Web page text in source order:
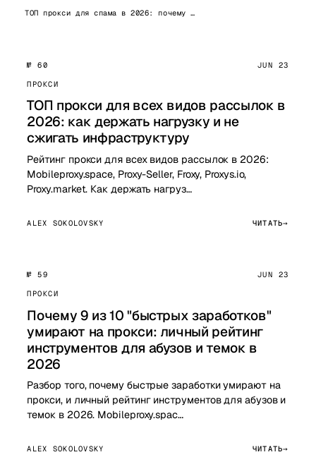
ТОП прокси для спама в 2026: почему …
№ 60
JUN 23
ПРОКСИ
ТОП прокси для всех видов рассылок в
2026: как держать нагрузку и не
сжигать инфраструктуру
Рейтинг прокси для всех видов рассылок в 2026:
Mobileproxy.space, Proxy-Seller, Froxy, Proxys.io,
Proxy.market. Как держать нагруз…
ALEX SOKOLOVSKY ЧИТАТЬ
№ 59
JUN 23
ПРОКСИ
Почему 9 из 10 "быстрых заработков"
умирают на прокси: личный рейтинг
инструментов для абузов и темок в
2026
Разбор того, почему быстрые заработки умирают на
прокси, и личный рейтинг инструментов для абузов и
темок в 2026. Mobileproxy.spac…
ALEX SOKOLOVSKY ЧИТАТЬ